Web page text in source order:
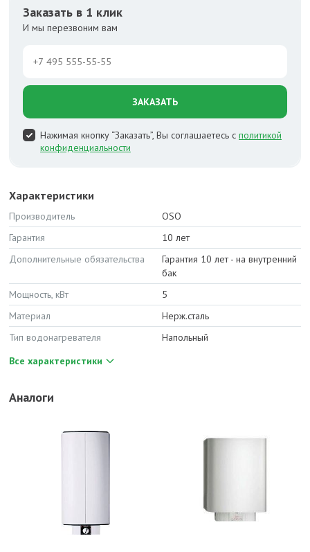
Заказать в 1 клик
И мы перезвоним вам
ЗАКАЗАТЬ
Нажимая кнопку “Заказать”, Вы соглашаетесь с политикой
конфиденциальности
Характеристики
Производитель
OSO
Гарантия
10 лет
Дополнительные обязательства
Гарантия 10 лет - на внутренний
бак
Мощность, кВт
5
Материал
Нерж.сталь
Тип водонагревателя
Напольный
Все характеристики
Аналоги